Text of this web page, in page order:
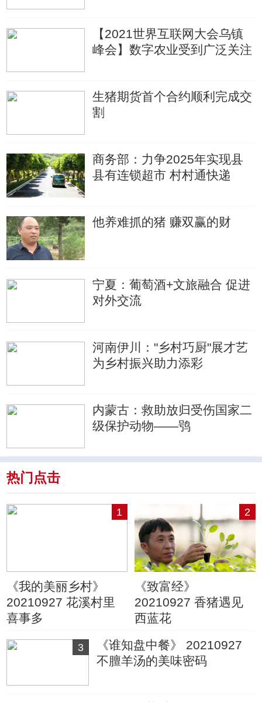
【2021世界互联网大会乌镇
峰会】数字农业受到广泛关注
生猪期货首个合约顺利完成交
割
商务部：力争2025年实现县
县有连锁超市 村村通快递
他养难抓的猪 赚双赢的财
宁夏：葡萄酒+文旅融合 促进
对外交流
河南伊川："乡村巧厨"展才艺
为乡村振兴助力添彩
内蒙古：救助放归受伤国家二
级保护动物——鸮
热门点击
1
《我的美丽乡村》
20210927 花溪村里
喜事多
2
《致富经》
20210927 香猪遇见
西蓝花
3
《谁知盘中餐》 20210927
不膻羊汤的美味密码